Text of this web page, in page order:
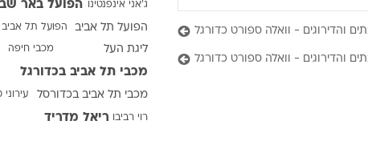
ענפים נוספים
לוח שידורים
החידה של ספורט1
ארכיון מדורים מחוץ לקווים
ג'אני אינפנטינו הפועל באר
הפועל תל אביב הפועל תל אביב
ליגת העל מכבי חיפה
מכבי תל אביב בכדורגל
מכבי תל אביב בכדורסל
רוי רביבו ריאל מדריד